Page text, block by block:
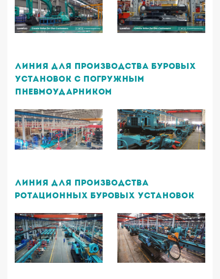
Линия для производства буровых
установок с погружным
пневмоударником
Линия для производства
ротационных буровых установок